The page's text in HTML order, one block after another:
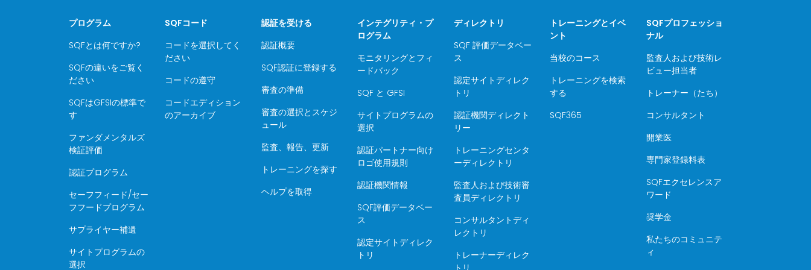
プログラム
SQFとは何ですか?
SQFの違いをご覧く
ださい
SQFはGFSIの標準で
す
ファンダメンタルズ
検証評価
認証プログラム
セーフフィード/セー
フフードプログラム
サプライヤー補遺
サイトプログラムの
選択
SQFコード
コードを選択してく
ださい
コードの遵守
コードエディション
のアーカイブ
認証を受ける
認証概要
SQF認証に登録する
審査の準備
審査の選択とスケジ
ュール
監査、報告、更新
トレーニングを探す
ヘルプを取得
インテグリティ・プ
ログラム
モニタリングとフィ
ードバック
SQF と GFSI
サイトプログラムの
選択
認証パートナー向け
ロゴ使用規則
認証機関情報
SQF評価データベー
ス
認定サイトディレク
トリ
ディレクトリ
SQF 評価データベー
ス
認定サイトディレク
トリ
認証機関ディレクト
リー
トレーニングセンタ
ーディレクトリ
監査人および技術審
査員ディレクトリ
コンサルタントディ
レクトリ
トレーナーディレク
トリ
トレーニングとイベ
ント
当校のコース
トレーニングを検索
する
SQF365
SQFプロフェッショ
ナル
監査人および技術レ
ビュー担当者
トレーナー（たち）
コンサルタント
開業医
専門家登録料表
SQFエクセレンスア
ワード
奨学金
私たちのコミュニテ
ィ